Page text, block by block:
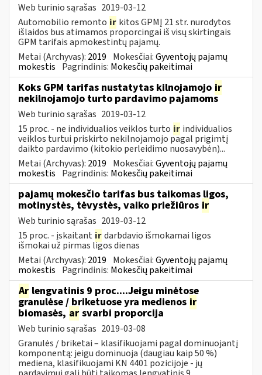
Web turinio sąrašas 2019-03-12
Automobilio remonto ir kitos GPMĮ 21 str. nurodytos
išlaidos bus atimamos proporcingai iš visų skirtingais
GPM tarifais apmokestintų pajamų.
Metai (Archyvas): 2019 Mokesčiai:Gyventojų pajamų
mokestis Pagrindinis: Mokesčių pakeitimai
Koks GPM tarifas nustatytas kilnojamojo ir
nekilnojamojo turto pardavimo pajamoms
Web turinio sąrašas 2019-03-12
15 proc. - ne individualios veiklos turto ir individualios
veiklos turtui priskirto nekilnojamojo pagal prigimtį
daikto pardavimo (kitokio perleidimo nuosavybėn)...
Metai (Archyvas): 2019 Mokesčiai:Gyventojų pajamų
mokestis Pagrindinis: Mokesčių pakeitimai
pajamų mokesčio tarifas bus taikomas ligos,
motinystės, tėvystės, vaiko priežiūros ir
Web turinio sąrašas 2019-03-12
15 proc. - įskaitant irdarbdavio išmokamai ligos
išmokai už pirmas ligos dienas
Metai (Archyvas): 2019 Mokesčiai:Gyventojų pajamų
mokestis Pagrindinis: Mokesčių pakeitimai
Ar lengvatinis 9 proc....Jeigu minėtose
granulėse / briketuose yra medienos ir
biomasės, ar svarbi proporcija
Web turinio sąrašas 2019-03-08
Granulės / briketai – klasifikuojami pagal dominuojantį
komponentą: jeigu dominuoja (daugiau kaip 50 %)
mediena, klasifikuojami KN 4401 pozicijoje - jų